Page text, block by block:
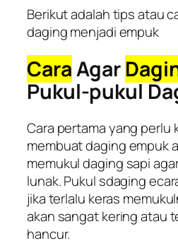
Berikut adalah tips atau
daging menjadi empuk
CaraAgar
Pukul-pukul
Cara pertama yang perlu
membuat daging empuk
memukul daging sapi
lunak. Pukul sdaging
jika terlalu keras
akan sangat kering atau
hancur.